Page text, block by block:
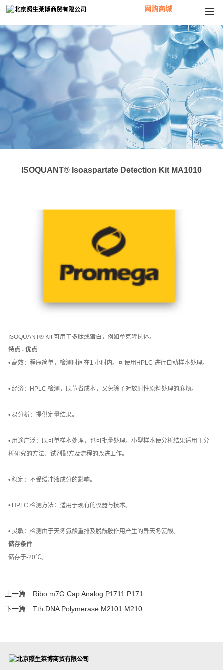
网购商城
ISOQUANT® Isoaspartate Detection Kit MA1010
ISOQUANT® Kit 可用于多肽或蛋白，例如单克隆抗体。
特点 - 优点
• 高效：程序简单，检测时间在1 小时内。可使用HPLC 进行自动样本处理。
• 经济：HPLC 检测，既节省成本，又免除了对放射性原料处理的麻烦。
• 易分析：提供定量结果。
• 用途广泛：既可单样本处理，也可批量处理。小型样本使分析结果适用于分
析研究的方法、试剂配方及流程的改进工作。
• 稳定：不受缓冲液成分的影响。
• HPLC 检测方法：适用于现有的仪器与技术。
• 灵敏：检测由于天冬氨酸重排及脱酰胺作用产生的异天冬氨酸。
储存条件
储存于-20℃。
上一篇:
Ribo m7G Cap Analog P1711 P171...
下一篇:
Tth DNA Polymerase M2101 M210...